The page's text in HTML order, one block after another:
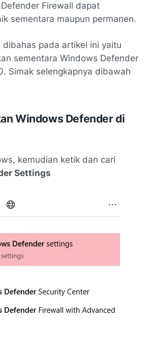
Firewall dapat
sementara maupun permanen.
dibahas pada artikel ini yaitu
sementara Windows Defender
Simak selengkapnya dibawah
Windows Defender di
kemudian ketik dan cari
Settings